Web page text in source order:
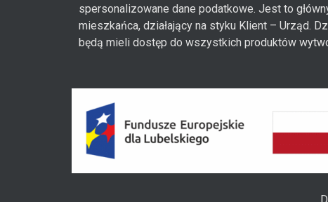
spersonalizowane dane podatkowe. Jest to
mieszkańca, działający na styku Klient – Urząd.
będą mieli dostęp do wszystkich produktów